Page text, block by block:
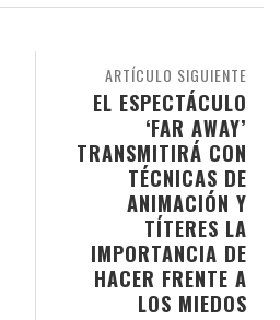
ARTÍCULO SIGUIENTE
EL ESPECTÁCULO
‘FAR AWAY’
TRANSMITIRÁ CON
TÉCNICAS DE
ANIMACIÓN Y
TÍTERES LA
IMPORTANCIA DE
HACER FRENTE A
LOS MIEDOS